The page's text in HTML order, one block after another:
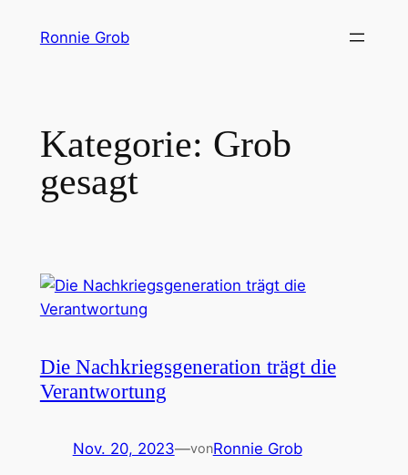
InhaltRonnie Grob
Kategorie: Grob
gesagt
Die Nachkriegsgeneration trägt die
Verantwortung
Nov. 20, 2023—vonRonnie Grob